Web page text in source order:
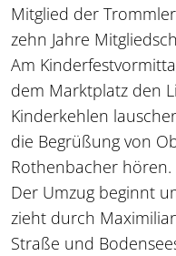
Mitglied der
zehn Jahre
Am
dem Marktplatz den
Kinderkehlen
die Begrüßung von
Rothenbacher hören.
Der Umzug beginnt
zieht durch
Straße und